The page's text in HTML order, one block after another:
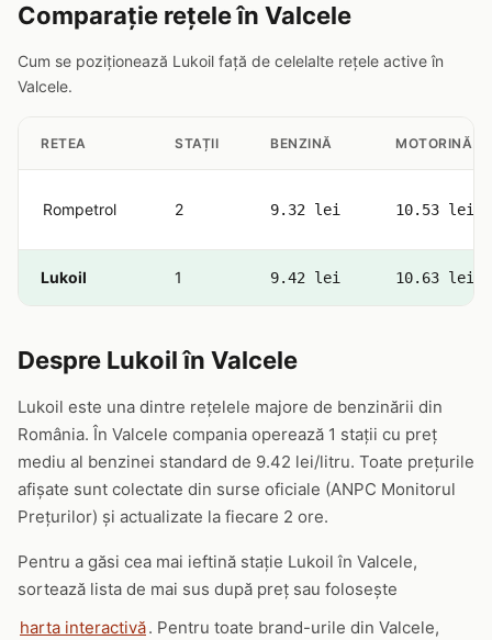
Comparație rețele în Valcele
Cum se poziționează Lukoil față de celelalte rețele active în
Valcele.
RETEA STAȚII BENZINĂ MOTORINĂ
Rompetrol 2 9.32 lei 10.53 lei
Lukoil 1 9.42 lei 10.63 lei
Despre Lukoil în Valcele
Lukoil este una dintre rețelele majore de benzinării din
România. În Valcele compania operează 1 stații cu preț
mediu al benzinei standard de 9.42 lei/litru. Toate prețurile
afișate sunt colectate din surse oficiale (ANPC Monitorul
Prețurilor) și actualizate la fiecare 2 ore.
Pentru a găsi cea mai ieftină stație Lukoil în Valcele,
sortează lista de mai sus după preț sau folosește
harta interactivă. Pentru toate brand-urile din Valcele,